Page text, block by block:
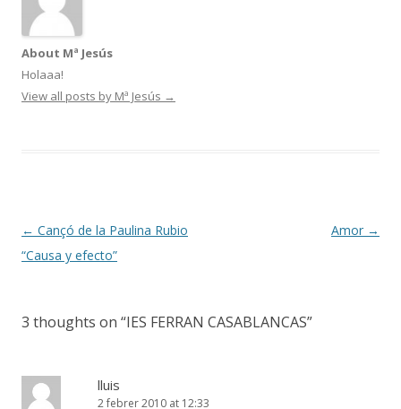
About Mª Jesús
Holaaa!
View all posts by Mª Jesús →
Post
navigation
← Cançó de la Paulina Rubio
“Causa y efecto”
Amor →
3 thoughts on “IES FERRAN CASABLANCAS”
lluis
2 febrer 2010 at 12:33